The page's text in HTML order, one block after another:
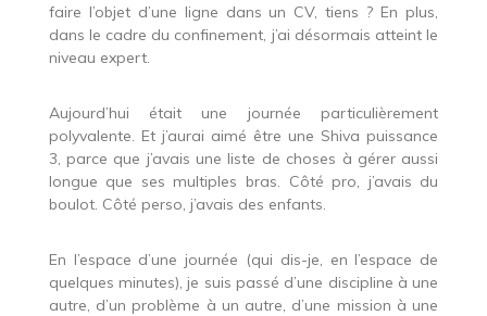
faire l’objet d’une ligne dans un CV, tiens ? En plus,
dans le cadre du confinement, j’ai désormais atteint le
niveau expert.
Aujourd’hui était une journée particulièrement
polyvalente. Et j’aurai aimé être une Shiva puissance
3, parce que j’avais une liste de choses à gérer aussi
longue que ses multiples bras. Côté pro, j’avais du
boulot. Côté perso, j’avais des enfants.
En l’espace d’une journée (qui dis-je, en l’espace de
quelques minutes), je suis passé d’une discipline à une
autre, d’un problème à un autre, d’une mission à une